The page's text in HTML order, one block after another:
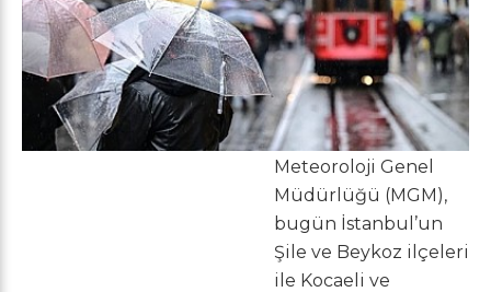
Meteoroloji Genel
Müdürlüğü (MGM),
bugün İstanbul’un
Şile ve Beykoz ilçeleri
ile Kocaeli ve